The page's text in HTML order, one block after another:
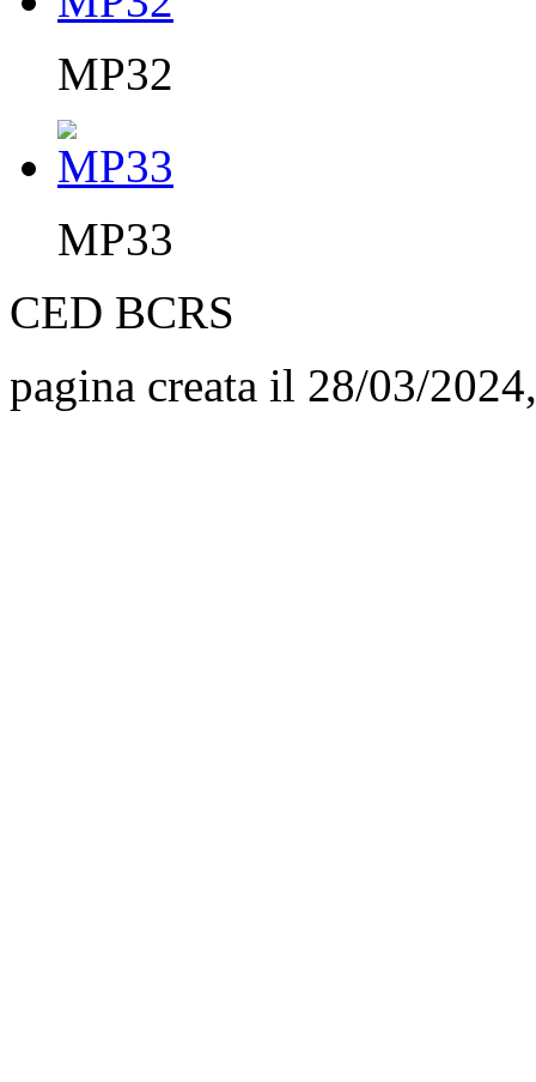
MP32
MP33
CED BCRS
pagina creata il 28/03/